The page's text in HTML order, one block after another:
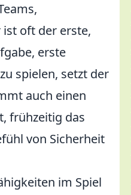
oft der erste,
erste
spielen, setzt der
auch einen
frühzeitig das
von Sicherheit
im Spiel